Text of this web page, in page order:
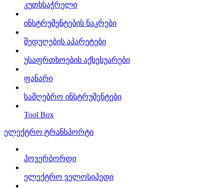
კუთხსაჭრელი
ინსტრუმენტების ნაკრები
შედუღების აპარეტები
უსაფრთხოების აქსესუარები
ფანარი
სამღებრო ინსტრუმენტები
Tool Box
ელექტრო ტრანსპორტი
ჰოვერბორდი
ელექტრო ველოსიპედი